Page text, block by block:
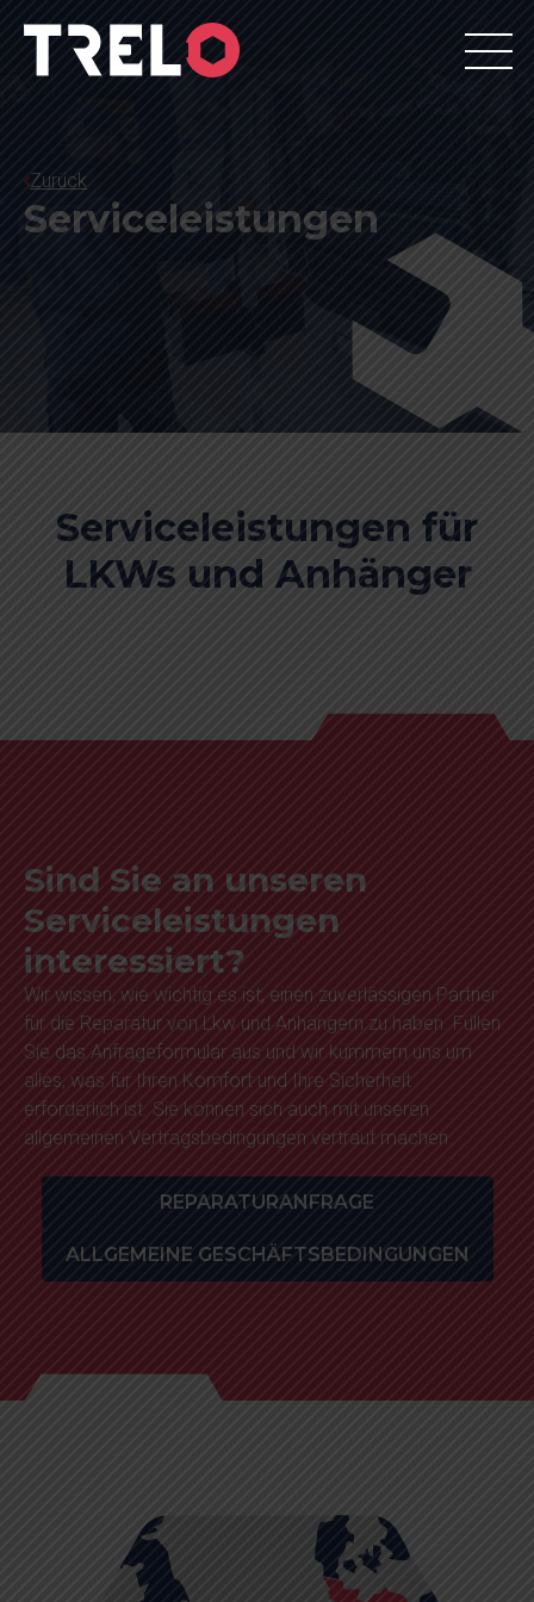
Zurück
Serviceleistungen
Serviceleistungen für
LKWs und Anhänger
Sind Sie an unseren
Serviceleistungen
interessiert?
Wir wissen, wie wichtig es ist, einen zuverlässigen Partner
für die Reparatur von Lkw und Anhängern zu haben. Füllen
Sie das Anfrageformular aus und wir kümmern uns um
alles, was für Ihren Komfort und Ihre Sicherheit
erforderlich ist. Sie können sich auch mit unseren
allgemeinen Vertragsbedingungen vertraut machen.
REPARATURANFRAGE
ALLGEMEINE GESCHÄFTSBEDINGUNGEN